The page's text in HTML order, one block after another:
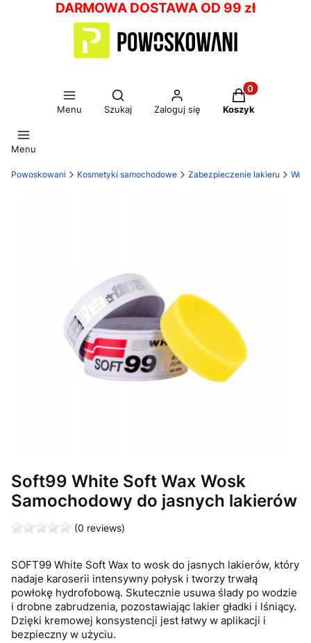
DARMOWA DOSTAWA OD 99 zł
Menu
Otwórz wyszukiwarkę
Szukaj Zaloguj się
Produkty w
Koszyk
Menu
Powoskowani Kosmetyki samochodowe Zabezpieczenie lakieru
Soft99 White Soft Wax Wosk
Samochodowy do jasnych lakierów
(0 reviews)
SOFT99 White Soft Wax to wosk do jasnych lakierów, który
nadaje karoserii intensywny połysk i tworzy trwałą
powłokę hydrofobową. Skutecznie usuwa ślady po wodzie
i drobne zabrudzenia, pozostawiając lakier gładki i lśniący.
Dzięki kremowej konsystencji jest łatwy w aplikacji i
bezpieczny w użyciu.